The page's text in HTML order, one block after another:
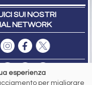
SUI NOSTRI
NETWORK
esperienza
per migliorare